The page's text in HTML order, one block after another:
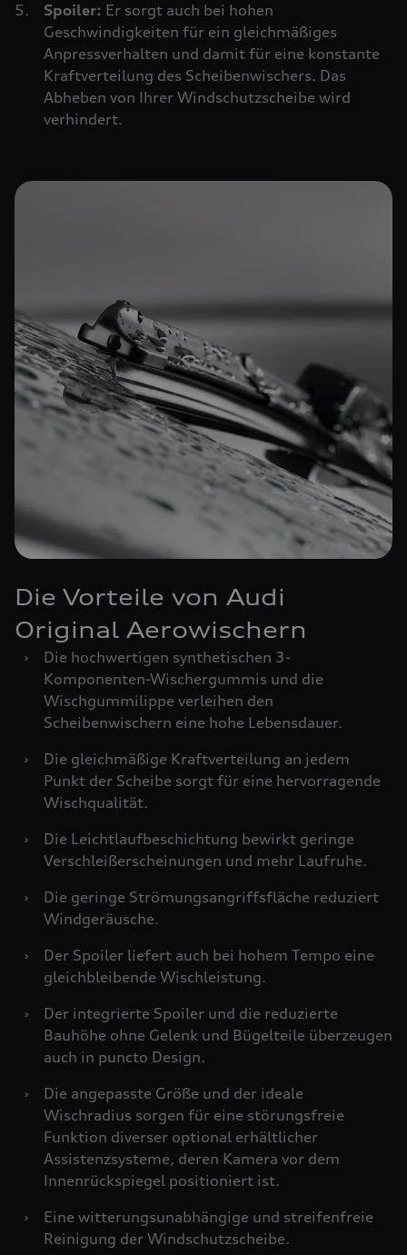
Spoiler: Er sorgt auch bei hohen
Geschwindigkeiten für ein gleichmäßiges
Anpressverhalten und damit für eine konstante
Kraftverteilung des Scheibenwischers. Das
Abheben von Ihrer Windschutzscheibe wird
verhindert.
Die Vorteile von Audi
Original Aerowischern
›
Die hochwertigen synthetischen 3-
Komponenten-Wischergummis und die
Wischgummilippe verleihen den
Scheibenwischern eine hohe Lebensdauer.
›
Die gleichmäßige Kraftverteilung an jedem
Punkt der Scheibe sorgt für eine hervorragende
Wischqualität.
›
Die Leichtlaufbeschichtung bewirkt geringe
Verschleißerscheinungen und mehr Laufruhe.
›
Die geringe Strömungsangriffsfläche reduziert
Windgeräusche.
›
Der Spoiler liefert auch bei hohem Tempo eine
gleichbleibende Wischleistung.
›
Der integrierte Spoiler und die reduzierte
Bauhöhe ohne Gelenk und Bügelteile überzeugen
auch in puncto Design.
›
Die angepasste Größe und der ideale
Wischradius sorgen für eine störungsfreie
Funktion diverser optional erhältlicher
Assistenzsysteme, deren Kamera vor dem
Innenrückspiegel positioniert ist.
›
Eine witterungsunabhängige und streifenfreie
Reinigung der Windschutzscheibe.